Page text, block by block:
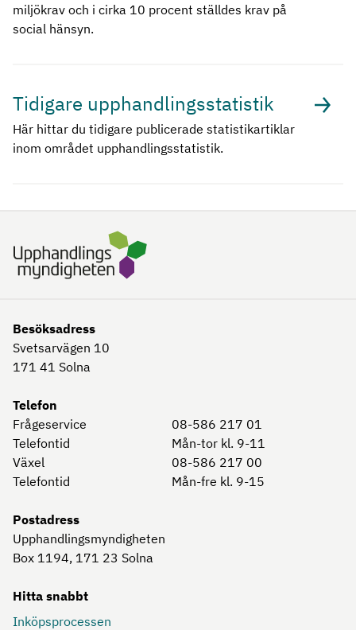
miljökrav och i cirka 10 procent ställdes krav på
social hänsyn.
Tidigare upphandlingsstatistik
Här hittar du tidigare publicerade statistikartiklar
inom området upphandlingsstatistik.
Besöksadress
Svetsarvägen 10
171 41 Solna
Telefon
Frågeservice
08-586 217 01
Telefontid
Mån-tor kl. 9-11
Växel
08-586 217 00
Telefontid
Mån-fre kl. 9-15
Postadress
Upphandlingsmyndigheten
Box 1194, 171 23 Solna
Hitta snabbt
Inköpsprocessen